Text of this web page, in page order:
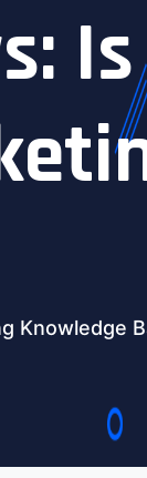
Knowledge